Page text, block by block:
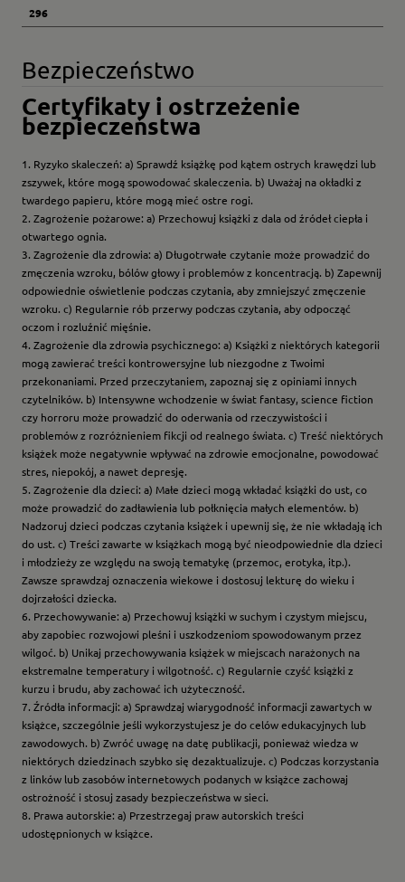
296
Bezpieczeństwo
Certyfikaty i ostrzeżenie
bezpieczeństwa
1. Ryzyko skaleczeń: a) Sprawdź książkę pod kątem ostrych krawędzi lub
zszywek, które mogą spowodować skaleczenia. b) Uważaj na okładki z
twardego papieru, które mogą mieć ostre rogi.
2. Zagrożenie pożarowe: a) Przechowuj książki z dala od źródeł ciepła i
otwartego ognia.
3. Zagrożenie dla zdrowia: a) Długotrwałe czytanie może prowadzić do
zmęczenia wzroku, bólów głowy i problemów z koncentracją. b) Zapewnij
odpowiednie oświetlenie podczas czytania, aby zmniejszyć zmęczenie
wzroku. c) Regularnie rób przerwy podczas czytania, aby odpocząć
oczom i rozluźnić mięśnie.
4. Zagrożenie dla zdrowia psychicznego: a) Książki z niektórych kategorii
mogą zawierać treści kontrowersyjne lub niezgodne z Twoimi
przekonaniami. Przed przeczytaniem, zapoznaj się z opiniami innych
czytelników. b) Intensywne wchodzenie w świat fantasy, science fiction
czy horroru może prowadzić do oderwania od rzeczywistości i
problemów z rozróżnieniem fikcji od realnego świata. c) Treść niektórych
książek może negatywnie wpływać na zdrowie emocjonalne, powodować
stres, niepokój, a nawet depresję.
5. Zagrożenie dla dzieci: a) Małe dzieci mogą wkładać książki do ust, co
może prowadzić do zadławienia lub połknięcia małych elementów. b)
Nadzoruj dzieci podczas czytania książek i upewnij się, że nie wkładają ich
do ust. c) Treści zawarte w książkach mogą być nieodpowiednie dla dzieci
i młodzieży ze względu na swoją tematykę (przemoc, erotyka, itp.).
Zawsze sprawdzaj oznaczenia wiekowe i dostosuj lekturę do wieku i
dojrzałości dziecka.
6. Przechowywanie: a) Przechowuj książki w suchym i czystym miejscu,
aby zapobiec rozwojowi pleśni i uszkodzeniom spowodowanym przez
wilgoć. b) Unikaj przechowywania książek w miejscach narażonych na
ekstremalne temperatury i wilgotność. c) Regularnie czyść książki z
kurzu i brudu, aby zachować ich użyteczność.
7. Źródła informacji: a) Sprawdzaj wiarygodność informacji zawartych w
książce, szczególnie jeśli wykorzystujesz je do celów edukacyjnych lub
zawodowych. b) Zwróć uwagę na datę publikacji, ponieważ wiedza w
niektórych dziedzinach szybko się dezaktualizuje. c) Podczas korzystania
z linków lub zasobów internetowych podanych w książce zachowaj
ostrożność i stosuj zasady bezpieczeństwa w sieci.
8. Prawa autorskie: a) Przestrzegaj praw autorskich treści
udostępnionych w książce.